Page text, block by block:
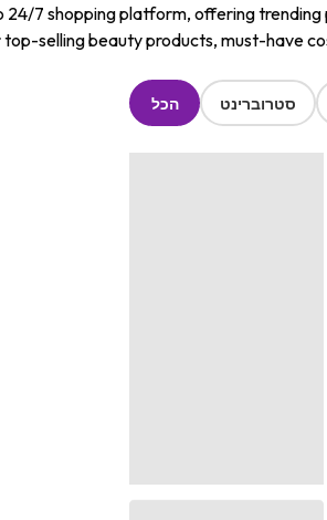
7 shopping platform, offering
selling beauty products, must-have
הכל סטרוברינט